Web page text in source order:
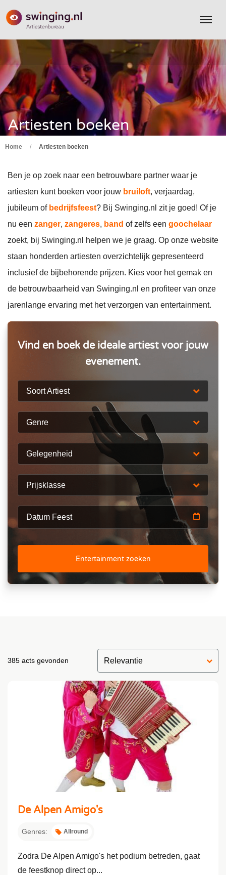
Artiesten boeken
Home / Artiesten boeken
Ben je op zoek naar een betrouwbare partner waar je
artiesten kunt boeken voor jouw bruiloft, verjaardag,
jubileum of bedrijfsfeest? Bij Swinging.nl zit je goed! Of je
nu een zanger, zangeres, band of zelfs een goochelaar
zoekt, bij Swinging.nl helpen we je graag. Op onze website
staan honderden artiesten overzichtelijk gepresenteerd
inclusief de bijbehorende prijzen. Kies voor het gemak en
de betrouwbaarheid van Swinging.nl en profiteer van onze
jarenlange ervaring met het verzorgen van entertainment.
Vind en boek de ideale artiest voor jouw
evenement.
Soort Artiest
Genre
Gelegenheid
Prijsklasse
Entertainment zoeken
385 acts gevonden
De Alpen Amigo's
Genres: Allround
Zodra De Alpen Amigo's het podium betreden, gaat
de feestknop direct op...